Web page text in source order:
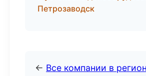
Петрозаводск
← Все компании в